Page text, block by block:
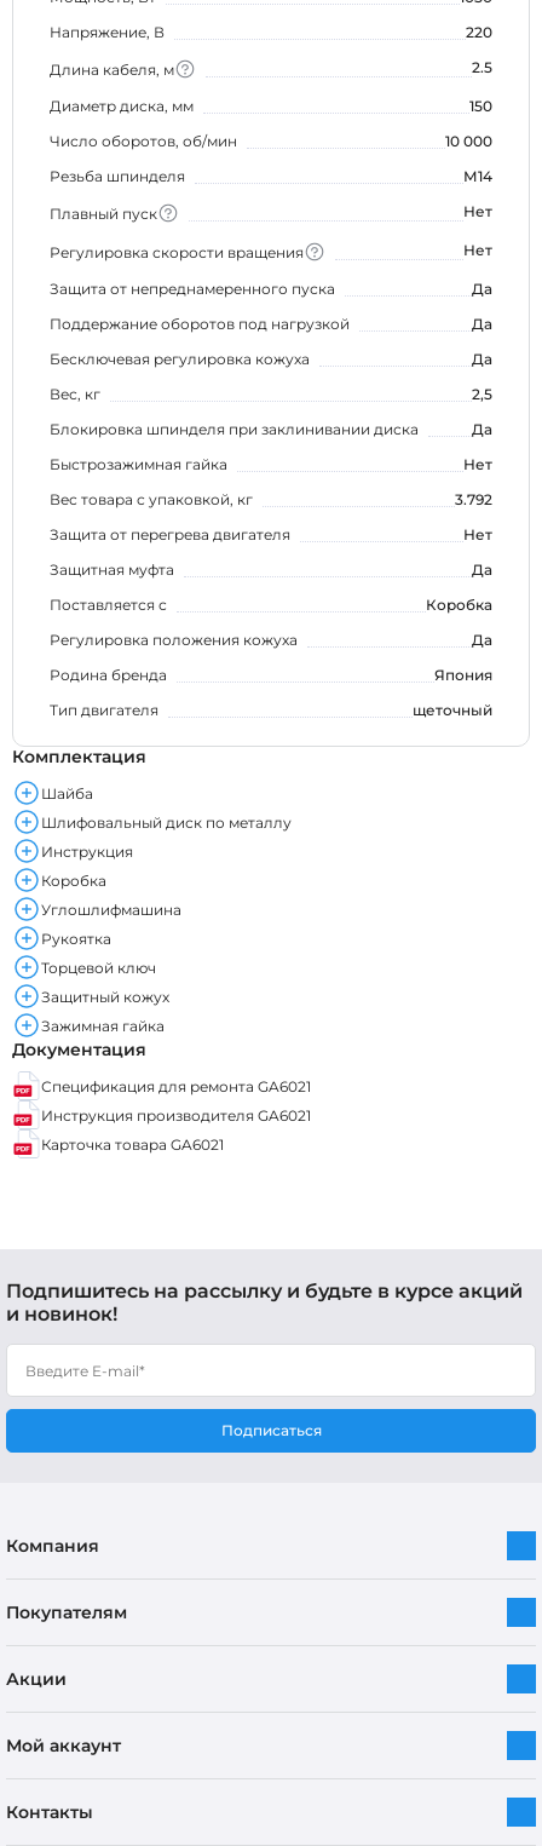
Напряжение, В
220
Длина кабеля, м 2.5
Диаметр диска, мм
150
Число оборотов, об/мин
10 000
Резьба шпинделя
М14
Плавный пуск Нет
Регулировка скорости вращения Нет
Защита от непреднамеренного пуска
Да
Поддержание оборотов под нагрузкой
Да
Бесключевая регулировка кожуха
Да
Вес, кг
2,5
Блокировка шпинделя при заклинивании диска
Да
Быстрозажимная гайка
Нет
Вес товара с упаковкой, кг
3.792
Защита от перегрева двигателя
Нет
Защитная муфта
Да
Поставляется с
Коробка
Регулировка положения кожуха
Да
Родина бренда
Япония
Тип двигателя
щеточный
Комплектация
Шайба
Шлифовальный диск по металлу
Инструкция
Коробка
Углошлифмашина
Рукоятка
Торцевой ключ
Защитный кожух
Зажимная гайка
Документация
Спецификация для ремонта GA6021
Инструкция производителя GA6021
Карточка товара GA6021
Подпишитесь на рассылку и будьте в курсе акций
и новинок!
Подписаться
Компания
Покупателям
Акции
Мой аккаунт
Контакты